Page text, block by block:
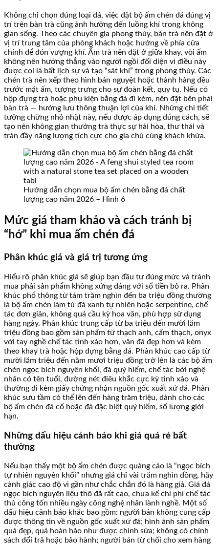
Không chỉ chọn đúng loại đá, việc đặt bộ ấm chén đá đúng vị
trí trên bàn trà cũng ảnh hưởng đến luồng khí trong không
gian sống. Theo các chuyên gia phong thủy, bàn trà nên đặt ở
vị trí trung tâm của phòng khách hoặc hướng về phía cửa
chính để đón vượng khí. Ấm trà nên đặt ở giữa khay, vòi ấm
không nên hướng thẳng vào người ngồi đối diện vì điều này
được coi là bất lịch sự và tạo “sát khí” trong phong thủy. Các
chén trà nên xếp theo hình bán nguyệt hoặc thành hàng đều
trước mặt ấm, tượng trưng cho sự đoàn kết, quy tụ. Nếu có
hộp đựng trà hoặc phụ kiện bằng đá đi kèm, nên đặt bên phải
bàn trà — hướng lưu thông thuận lợi của khí. Những chi tiết
tưởng chừng nhỏ nhặt này, nếu được áp dụng đúng cách, sẽ
tạo nên không gian thưởng trà thực sự hài hòa, thư thái và
tràn đầy năng lượng tích cực cho gia chủ cùng khách khứa.
Hướng dẫn chọn mua bộ ấm chén bằng đá chất
lượng cao năm 2026 – Hình 6
Mức giá tham khảo và cách tránh bị
“hớ” khi mua ấm chén đá
Phân khúc giá và giá trị tương ứng
Hiểu rõ phân khúc giá sẽ giúp bạn đầu tư đúng mức và tránh
mua phải sản phẩm không xứng đáng với số tiền bỏ ra. Phân
khúc phổ thông từ tám trăm nghìn đến ba triệu đồng thường
là bộ ấm chén làm từ đá xanh tự nhiên hoặc serpentine, chế
tác đơn giản, không quá cầu kỳ hoa văn, phù hợp sử dụng
hàng ngày. Phân khúc trung cấp từ ba triệu đến mười lăm
triệu đồng bao gồm sản phẩm từ thạch anh, cẩm thạch, onyx
với tay nghề chế tác tinh xảo hơn, vân đá đẹp hơn và kèm
theo khay trà hoặc hộp đựng bằng đá. Phân khúc cao cấp từ
mười lăm triệu đến năm mươi triệu đồng trở lên là các bộ ấm
chén ngọc bích nguyên khối, đá quý hiếm, chế tác bởi nghệ
nhân có tên tuổi, đường nét điêu khắc cực kỳ tinh xảo và
thường đi kèm giấy chứng nhận nguồn gốc xuất xứ đá. Phân
khúc sưu tầm có thể lên đến hàng trăm triệu, dành cho các
bộ ấm chén đá cổ hoặc đá đặc biệt quý hiếm, số lượng giới
hạn.
Những dấu hiệu cảnh báo khi giá quá rẻ bất
thường
Nếu bạn thấy một bộ ấm chén được quảng cáo là “ngọc bích
tự nhiên nguyên khối” nhưng giá chỉ vài trăm nghìn đồng, hãy
cảnh giác cao độ vì gần như chắc chắn đó là hàng giả. Giá đá
ngọc bích nguyên liệu thô đã rất cao, chưa kể chi phí chế tác
thủ công tốn nhiều ngày công nghệ nhân lành nghề. Một số
dấu hiệu cảnh báo khác bao gồm: người bán không cung cấp
được thông tin về nguồn gốc xuất xứ đá; hình ảnh sản phẩm
quá đẹp, quá hoàn hảo như được chỉnh sửa; không có chính
sách đổi trả hoặc bảo hành; người bán từ chối cho xem hàng